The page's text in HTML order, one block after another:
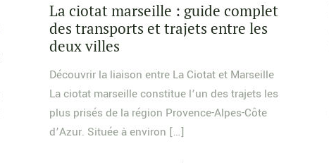
La ciotat marseille : guide complet
des transports et trajets entre les
deux villes
Découvrir la liaison entre La Ciotat et Marseille
La ciotat marseille constitue l’un des trajets les
plus prisés de la région Provence-Alpes-Côte
d’Azur. Située à environ […]